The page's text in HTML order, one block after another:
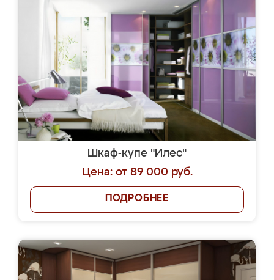
Шкаф-купе "Илес"
Цена: от 89 000 руб.
ПОДРОБНЕЕ